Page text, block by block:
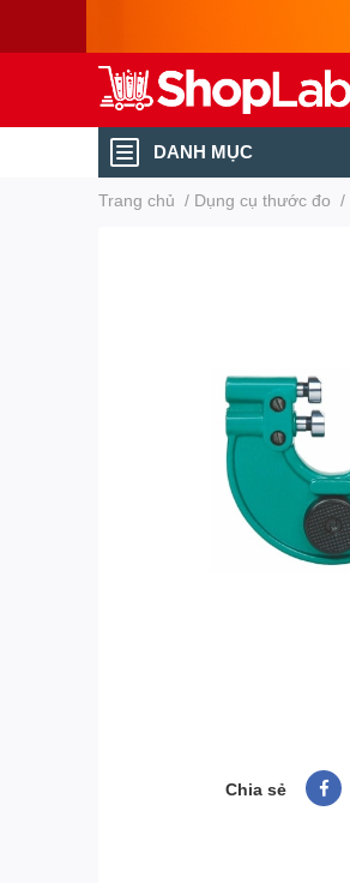
DANH MỤC
Trang chủ / Dụng cụ thước đo /
Chia sẻ